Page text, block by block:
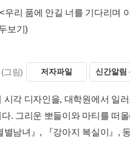
<우리 품에 안길 너를 기다리며
보기)
(그림) 저자파일 신간알림
시각 디자인을, 대학원에서 일
. 그리운 뽀들이와 마티를 떠
별남녀』, 『강아지 복실이』,